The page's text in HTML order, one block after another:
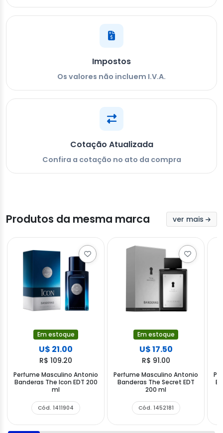
Impostos
Os valores não incluem I.V.A.
Cotação Atualizada
Confira a cotação no ato da compra
Produtos da mesma marca ver mais
Em estoque
U$ 21.00
R$ 109.20
Perfume Masculino Antonio
Banderas The Icon EDT 200
ml
Cód. 1411904
Em estoque
U$ 17.50
R$ 91.00
Perfume Masculino Antonio
Banderas The Secret EDT
200 ml
Cód. 1452181